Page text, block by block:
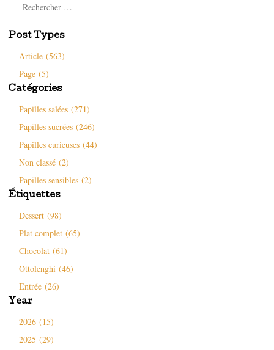
Rechercher
Post Types
Article (563)
Page (5)
Catégories
Papilles salées (271)
Papilles sucrées (246)
Papilles curieuses (44)
Non classé (2)
Papilles sensibles (2)
Étiquettes
Dessert (98)
Plat complet (65)
Chocolat (61)
Ottolenghi (46)
Entrée (26)
Year
2026 (15)
2025 (29)